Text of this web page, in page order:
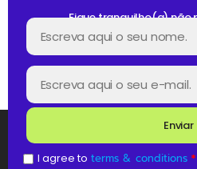
Fique tranquilho(a) não
Enviar
I agree to terms & conditions *